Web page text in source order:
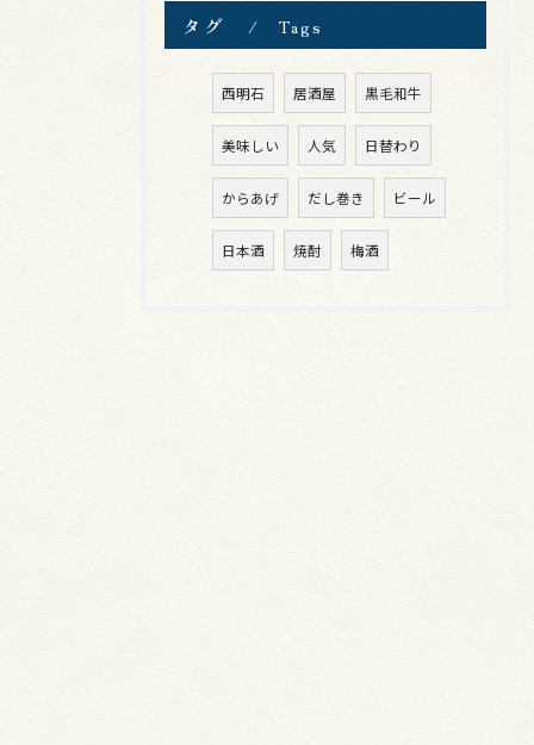
タグ Tags
西明石 居酒屋 黒毛和牛
美味しい 人気 日替わり
からあげ だし巻き ビール
日本酒 焼酎 梅酒